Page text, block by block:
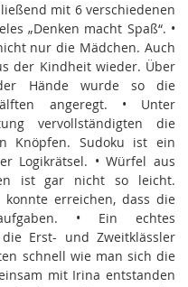
mit 6 verschiedenen
„Denken macht Spaß“. •
nur die Mädchen. Auch
der Kindheit wieder. Über
Hände wurde so die
angeregt. • Unter
vervollständigten die
Knöpfen. Sudoku ist ein
Logikrätsel. • Würfel aus
ist gar nicht so leicht.
erreichen, dass die
• Ein echtes
Erst- und Zweitklässler
schnell wie man sich die
mit Irina entstanden